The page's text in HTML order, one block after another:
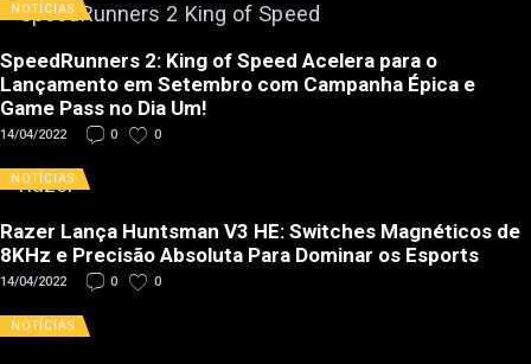
NOTÍCIAS
SpeedRunners 2: King of Speed Acelera para o
Lançamento em Setembro com Campanha Épica e
Game Pass no Dia Um!
14/04/2022 0 0
NOTÍCIAS
Razer Lança Huntsman V3 HE: Switches Magnéticos de
8KHz e Precisão Absoluta Para Dominar os Esports
14/04/2022 0 0
NOTÍCIAS